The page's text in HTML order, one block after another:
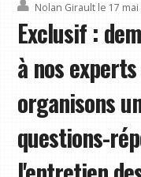
Nolan Girault le 17 mai
Exclusif :
à nos
organisons
questions-